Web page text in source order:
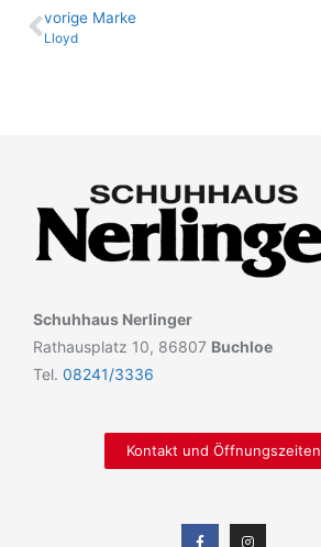
vo­ri­ge Marke
Lloyd
Schuhhaus Nerlinger
Rathausplatz 10, 86807 Buchloe
Tel. 08241/3336
Kontakt und Öffnungszeiten